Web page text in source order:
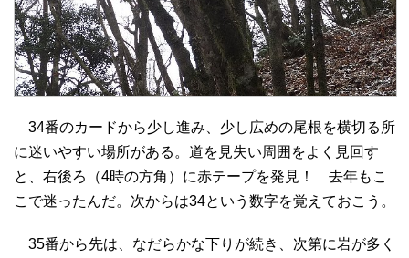
34番のカードから少し進み、少し広めの尾根を横切る所
に迷いやすい場所がある。道を見失い周囲をよく見回す
と、右後ろ（4時の方角）に赤テープを発見！ 去年もこ
こで迷ったんだ。次からは34という数字を覚えておこう。
35番から先は、なだらかな下りが続き、次第に岩が多く